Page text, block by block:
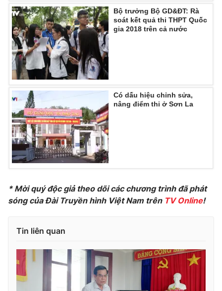
VTV4 Vươn mình bằng AI
VTV9 VTV8
Liên hệ tòa soạn
THỜI BÁO VTV
Theo dõi báo trên
Cơ quan chủ quản:Đài Truyền hình Việt Nam
Cơ quan báo chí:
Thời báo VTV
cấp ngày 29/12/2023
Phó Tổng Biên tập:Nguyễn Thị Mỹ Hạnh, Phạm Quốc Thắng,
Nguyễn Trọng Ninh
Tổng đài VTV: 024.38 355 931 - 024.38 355 932
Bộ trưởng Bộ GD&ĐT: Rà
soát kết quả thi THPT Quốc
gia 2018 trên cả nước
Có dấu hiệu chỉnh sửa,
nâng điểm thi ở Sơn La
* Mời quý độc giả theo dõi các chương trình đã phát
sóng của Đài Truyền hình Việt Nam trên TV Online!
Tin liên quan